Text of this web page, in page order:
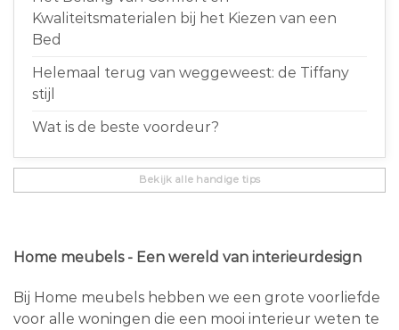
Kwaliteitsmaterialen bij het Kiezen van een
Bed
Helemaal terug van weggeweest: de Tiffany
stijl
Wat is de beste voordeur?
Bekijk alle handige tips
Home meubels - Een wereld van interieurdesign
Bij Home meubels hebben we een grote voorliefde
voor alle woningen die een mooi interieur weten te